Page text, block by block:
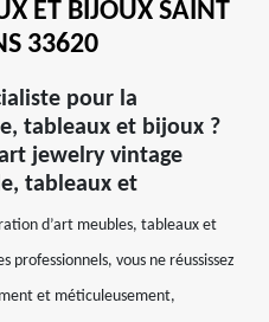
ET BIJOUX SAINT
33620
pour la
tableaux et bijoux ?
jewelry vintage
tableaux et
d’art meubles, tableaux et
professionnels, vous ne réussissez
et méticuleusement,